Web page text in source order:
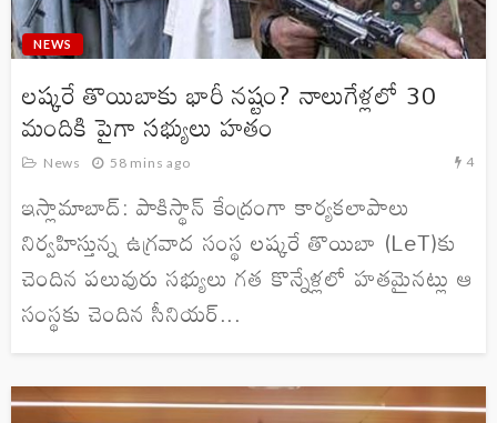
NEWS
లష్కరే తొయిబాకు భారీ నష్టం? నాలుగేళ్లలో 30
మందికి పైగా సభ్యులు హతం
News 58 mins ago 4
ఇస్లామాబాద్: పాకిస్థాన్ కేంద్రంగా కార్యకలాపాలు
నిర్వహిస్తున్న ఉగ్రవాద సంస్థ లష్కరే తొయిబా (LeT)కు
చెందిన పలువురు సభ్యులు గత కొన్నేళ్లలో హతమైనట్లు ఆ
సంస్థకు చెందిన సీనియర్...